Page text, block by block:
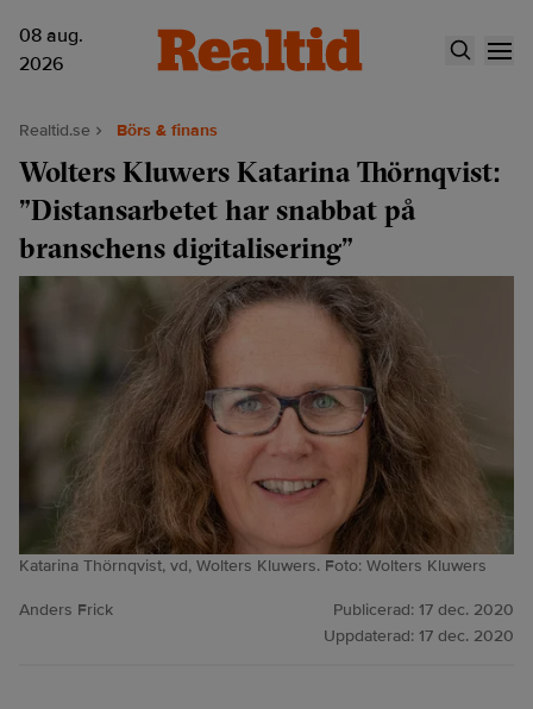
08 aug.
2026
Realtid.se Börs & finans
Wolters Kluwers Katarina Thörnqvist:
”Distansarbetet har snabbat på
branschens digitalisering”
Katarina Thörnqvist, vd, Wolters Kluwers. Foto: Wolters Kluwers
Anders Frick Publicerad: 17 dec. 2020
Uppdaterad: 17 dec. 2020